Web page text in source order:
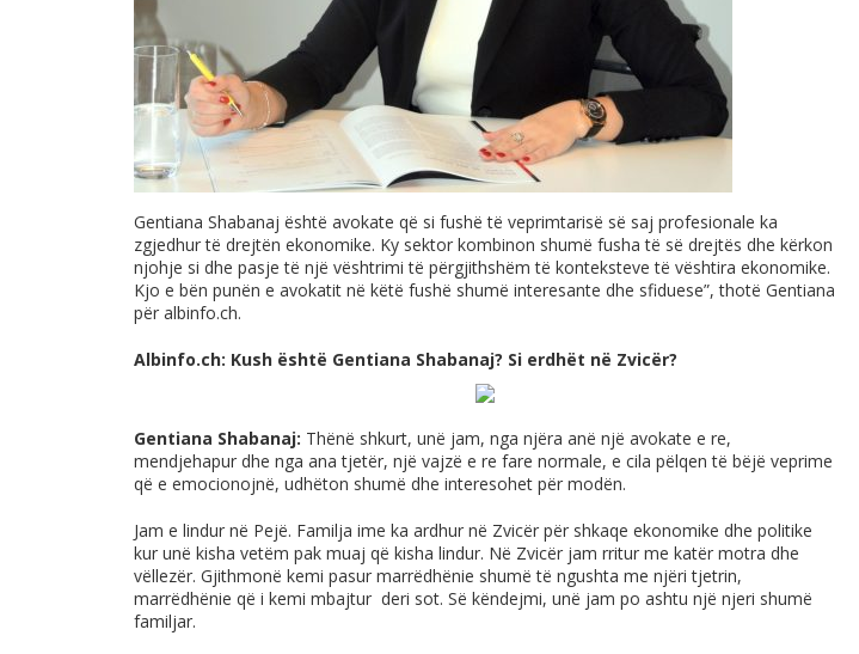
Gentiana Shabanaj është avokate që si fushë të veprimtarisë së saj profesionale ka
zgjedhur të drejtën ekonomike. Ky sektor kombinon shumë fusha të së drejtës dhe kërkon
njohje si dhe pasje të një vështrimi të përgjithshëm të konteksteve të vështira ekonomike.
Kjo e bën punën e avokatit në këtë fushë shumë interesante dhe sfiduese”, thotë Gentiana
për albinfo.ch.
Albinfo.ch: Kush është Gentiana Shabanaj? Si erdhët në Zvicër?
Gentiana Shabanaj: Thënë shkurt, unë jam, nga njëra anë një avokate e re,
mendjehapur dhe nga ana tjetër, një vajzë e re fare normale, e cila pëlqen të bëjë veprime
që e emocionojnë, udhëton shumë dhe interesohet për modën.
Jam e lindur në Pejë. Familja ime ka ardhur në Zvicër për shkaqe ekonomike dhe politike
kur unë kisha vetëm pak muaj që kisha lindur. Në Zvicër jam rritur me katër motra dhe
vëllezër. Gjithmonë kemi pasur marrëdhënie shumë të ngushta me njëri tjetrin,
marrëdhënie që i kemi mbajtur deri sot. Së këndejmi, unë jam po ashtu një njeri shumë
familjar.